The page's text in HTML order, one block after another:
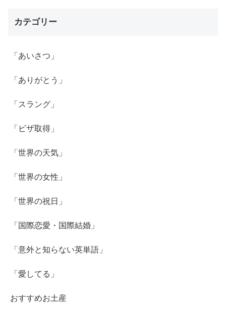
カテゴリー
「あいさつ」
「ありがとう」
「スラング」
「ビザ取得」
「世界の天気」
「世界の女性」
「世界の祝日」
「国際恋愛・国際結婚」
「意外と知らない英単語」
「愛してる」
おすすめお土産